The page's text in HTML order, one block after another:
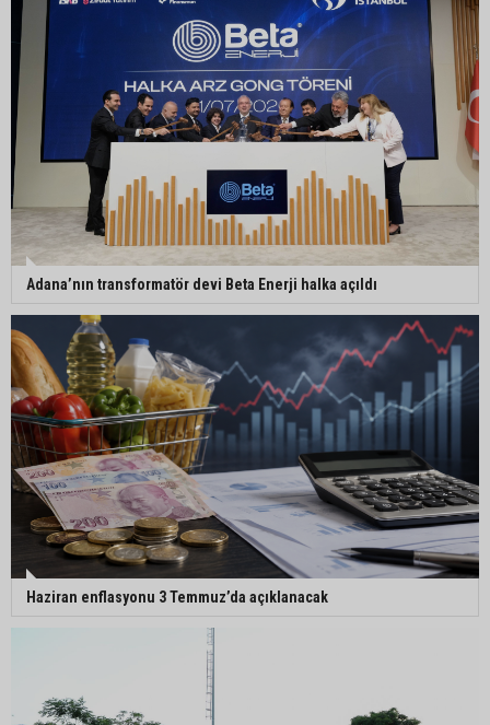
Adana’da birlikte yaşadığı erkeğin şiddetine
maruz kalan kadın yardım istedi
Adana’da özel bir sergi: “Damla’nın Fırçası”
sanatseverlerle buluştu
Adana’nın transformatör devi Beta Enerji halka açıldı
Haziran enflasyonu 3 Temmuz’da açıklanacak